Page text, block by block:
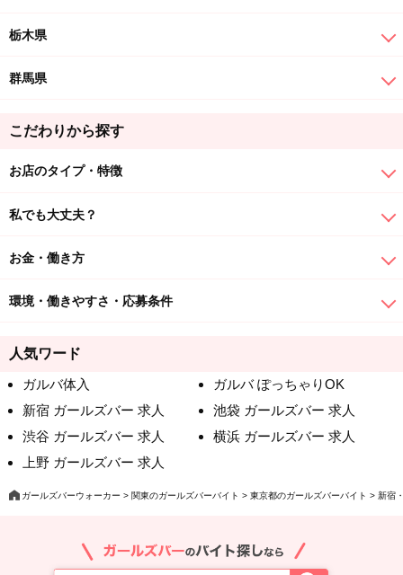
栃木県
群馬県
こだわりから探す
お店のタイプ・特徴
私でも大丈夫？
お金・働き方
環境・働きやすさ・応募条件
人気ワード
ガルバ体入
ガルバ ぽっちゃりOK
新宿 ガールズバー 求人
池袋 ガールズバー 求人
渋谷 ガールズバー 求人
横浜 ガールズバー 求人
上野 ガールズバー 求人
ガールズバーウォーカー 関東のガールズバーバイト 東京都のガールズバーバイト 新宿